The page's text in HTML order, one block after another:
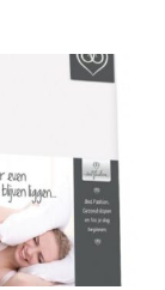
Deze
op
de